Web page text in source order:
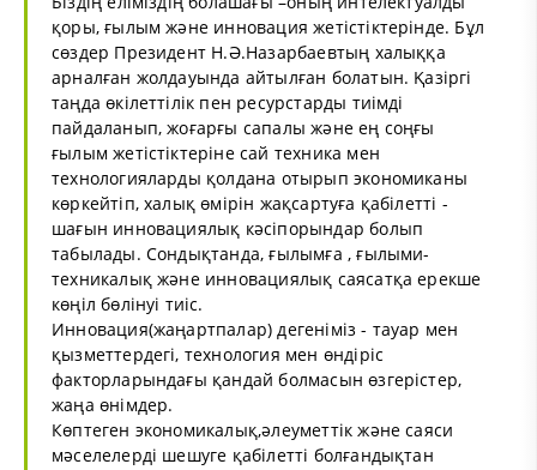
қоры, ғылым және инновация жетістіктерінде. Бұл
сөздер Президент Н.Ә.Назарбаевтың халыққа
арналған жолдауында айтылған болатын. Қазіргі
таңда өкілеттілік пен ресурстарды тиімді
пайдаланып, жоғарғы сапалы және ең соңғы
ғылым жетістіктеріне сай техника мен
технологияларды қолдана отырып экономиканы
көркейтіп, халық өмірін жақсартуға қабілетті -
шағын инновациялық кәсіпорындар болып
табылады. Сондықтанда, ғылымға , ғылыми-
техникалық және инновациялық саясатқа ерекше
көңіл бөлінуі тиіс.
Инновация(жаңартпалар) дегеніміз - тауар мен
қызметтердегі, технология мен өндіріс
факторларындағы қандай болмасын өзгерістер,
жаңа өнімдер.
Көптеген экономикалық,әлеуметтік және саяси
мәселелерді шешуге қабілетті болғандықтан